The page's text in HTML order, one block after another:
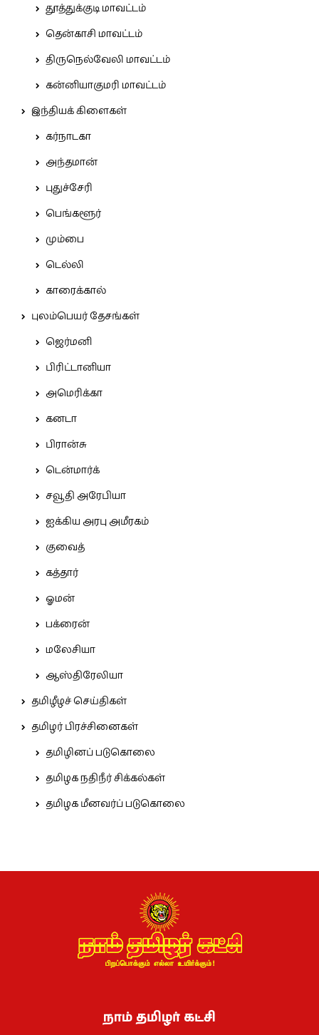
தூத்துக்குடி மாவட்டம்
தென்காசி மாவட்டம்
திருநெல்வேலி மாவட்டம்
கன்னியாகுமரி மாவட்டம்
இந்தியக் கிளைகள்
கர்நாடகா
அந்தமான்
புதுச்சேரி
பெங்களூர்
மும்பை
டெல்லி
காரைக்கால்
புலம்பெயர் தேசங்கள்
ஜெர்மனி
பிரிட்டானியா
அமெரிக்கா
கனடா
பிரான்சு
டென்மார்க்
சவூதி அரேபியா
ஐக்கிய அரபு அமீரகம்
குவைத்
கத்தார்
ஓமன்
பக்ரைன்
மலேசியா
ஆஸ்திரேலியா
தமிழீழச் செய்திகள்
தமிழர் பிரச்சினைகள்
தமிழினப் படுகொலை
தமிழக நதிநீர் சிக்கல்கள்
தமிழக மீனவர்ப் படுகொலை
நாம் தமிழர் கட்சி